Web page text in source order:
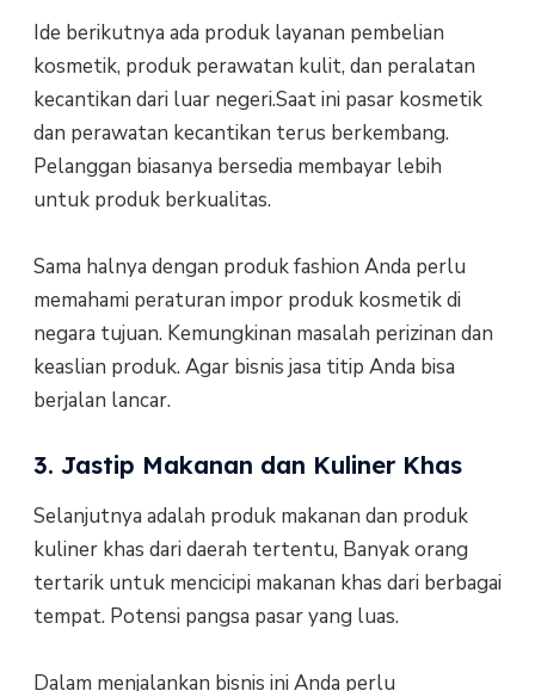
Ide berikutnya ada produk layanan pembelian
kosmetik, produk perawatan kulit, dan peralatan
kecantikan dari luar negeri.Saat ini pasar kosmetik
dan perawatan kecantikan terus berkembang.
Pelanggan biasanya bersedia membayar lebih
untuk produk berkualitas.
Sama halnya dengan produk fashion Anda perlu
memahami peraturan impor produk kosmetik di
negara tujuan. Kemungkinan masalah perizinan dan
keaslian produk. Agar bisnis jasa titip Anda bisa
berjalan lancar.
3. Jastip Makanan dan Kuliner Khas
Selanjutnya adalah produk makanan dan produk
kuliner khas dari daerah tertentu, Banyak orang
tertarik untuk mencicipi makanan khas dari berbagai
tempat. Potensi pangsa pasar yang luas.
Dalam menjalankan bisnis ini Anda perlu